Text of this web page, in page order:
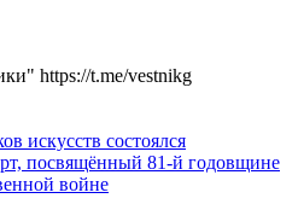
https://t.me/vestnikg
искусств состоялся
посвящённый 81-й годовщине
войне